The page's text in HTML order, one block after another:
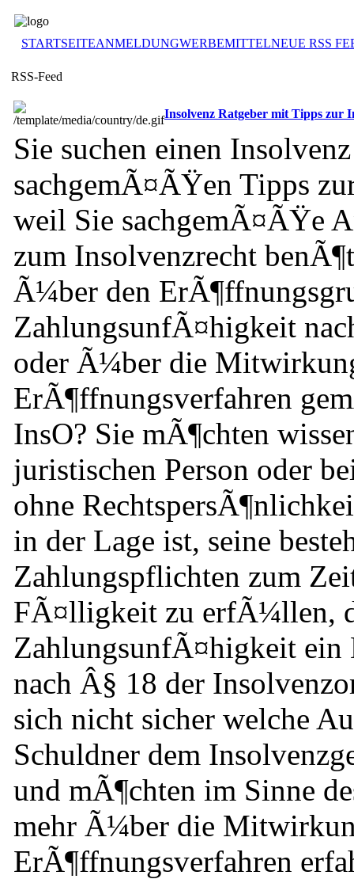
STARTSEITEANMELDUNGWERBEMITTELNEUE RSS
RSS-Feed
Insolvenz Ratgeber mit Tipps zur
Sie suchen einen
sachgemÃ¤ÃŸen Tipps
weil Sie sachgemÃ¤ÃŸe
zum Insolvenzrecht
Ã¼ber den
ZahlungsunfÃ¤higkeit
oder Ã¼ber die
ErÃ¶ffnungsverfahren
InsO? Sie mÃ¶chten
juristischen Person oder
ohne
in der Lage ist, seine
Zahlungspflichten zum
FÃ¤lligkeit zu erfÃ¼llen,
ZahlungsunfÃ¤higkeit ein
nach Â§ 18 der
sich nicht sicher welche
Schuldner dem
und mÃ¶chten im Sinne
mehr Ã¼ber die
ErÃ¶ffnungsverfahren